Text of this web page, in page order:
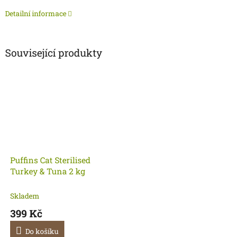
Detailní informace
Související produkty
Puffins Cat Sterilised
Turkey & Tuna 2 kg
Skladem
399 Kč
Do košíku